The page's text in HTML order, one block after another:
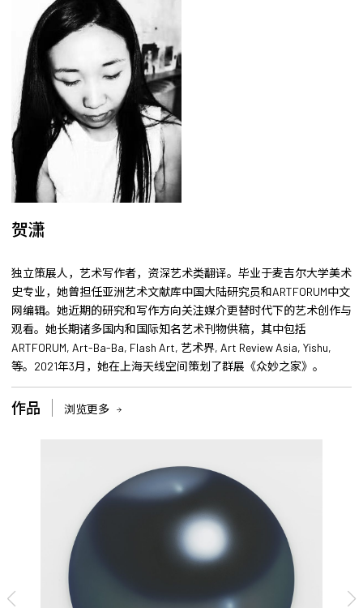
贺潇
独立策展人，艺术写作者，资深艺术类翻译。毕业于麦吉尔大学美术
史专业，她曾担任亚洲艺术文献库中国大陆研究员和ARTFORUM中文
网编辑。她近期的研究和写作方向关注媒介更替时代下的艺术创作与
观看。她长期诸多国内和国际知名艺术刊物供稿，其中包括
ARTFORUM, Art-Ba-Ba, Flash Art, 艺术界, Art Review Asia, Yishu,
等。2021年3月，她在上海天线空间策划了群展《众妙之家》。
作品 浏览更多